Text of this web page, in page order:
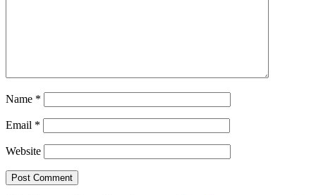
Name *
Email *
Website